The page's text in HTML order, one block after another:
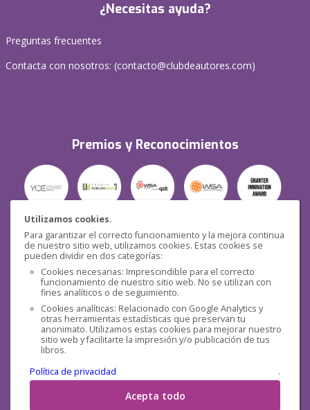
Utilizamos cookies.
Para garantizar el correcto funcionamiento y la mejora continua
de nuestro sitio web, utilizamos cookies. Estas cookies se
pueden dividir en dos categorías:
Cookies necesarias: Imprescindible para el correcto
funcionamiento de nuestro sitio web. No se utilizan con
fines analíticos o de seguimiento.
Cookies analíticas: Relacionado con Google Analytics y
otras herramientas estadísticas que preservan tu
anonimato. Utilizamos estas cookies para mejorar nuestro
sitio web y facilitarte la impresión y/o publicación de tus
libros.
Política de privacidad
.
Acepta todo
¿Necesitas ayuda?
Preguntas frecuentes
Contacta con nosotros: (contacto@clubdeautores.com)
Premios y Reconocimientos
Seguridad
Redes sociales